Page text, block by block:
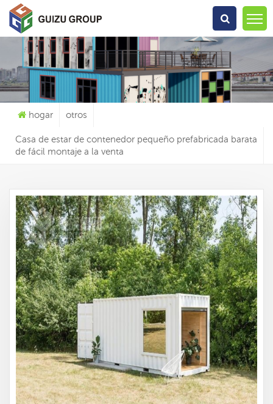
Qué Estás Buscando?
hogar otros
Casa de estar de contenedor pequeño prefabricada barata
de fácil montaje a la venta